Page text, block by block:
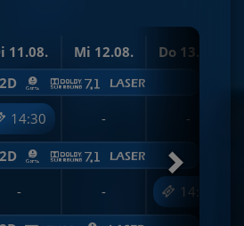
11.08. Mi 12.08. Do 13.08.
14:30 - -
- - 14:45